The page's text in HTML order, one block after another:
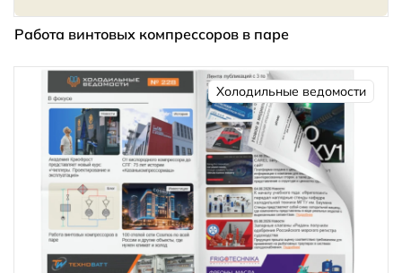
Работа винтовых компрессоров в паре
Холодильные ведомости